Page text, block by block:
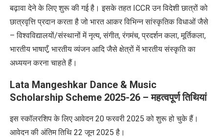
बढ़ावा देने के लिए शुरू की गई है। इसके तहत ICCR उन विदेशी छात्रों को
छात्रवृत्ति प्रदान करता है जो भारत आकर विभिन्न सांस्कृतिक विधाओं जैसे
–विश्वविद्यालयों/संस्थानों में नृत्य,संगीत,रंगमंच,प्रदर्शन कला,मूर्तिकला,
भारतीय भाषाएँ, भारतीय व्यंजन आदि जैसे क्षेत्रों में भारतीय संस्कृति का
अध्ययनकरना चाहते हैं।
Lata Mangeshkar Dance & Music
Scholarship Scheme 2025-26 –महत्वपूर्ण तिथियां
इस स्कॉलरशिप के लिए आवेदन20फरवरी 2025को शुरू हो चुके हैं।
आवेदन की अंतिम तिथि 22जून2025है।